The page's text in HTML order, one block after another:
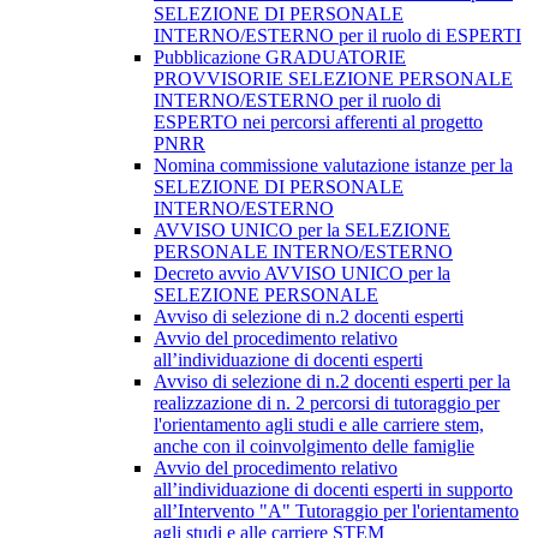
SELEZIONE DI PERSONALE
INTERNO/ESTERNO per il ruolo di ESPERTI
Pubblicazione GRADUATORIE
PROVVISORIE SELEZIONE PERSONALE
INTERNO/ESTERNO per il ruolo di
ESPERTO nei percorsi afferenti al progetto
PNRR
Nomina commissione valutazione istanze per la
SELEZIONE DI PERSONALE
INTERNO/ESTERNO
AVVISO UNICO per la SELEZIONE
PERSONALE INTERNO/ESTERNO
Decreto avvio AVVISO UNICO per la
SELEZIONE PERSONALE
Avviso di selezione di n.2 docenti esperti
Avvio del procedimento relativo
all’individuazione di docenti esperti
Avviso di selezione di n.2 docenti esperti per la
realizzazione di n. 2 percorsi di tutoraggio per
l'orientamento agli studi e alle carriere stem,
anche con il coinvolgimento delle famiglie
Avvio del procedimento relativo
all’individuazione di docenti esperti in supporto
all’Intervento "A" Tutoraggio per l'orientamento
agli studi e alle carriere STEM